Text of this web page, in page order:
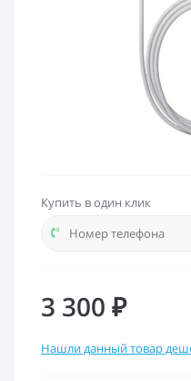
Купить в один клик
3 300 ₽
Нашли данный товар